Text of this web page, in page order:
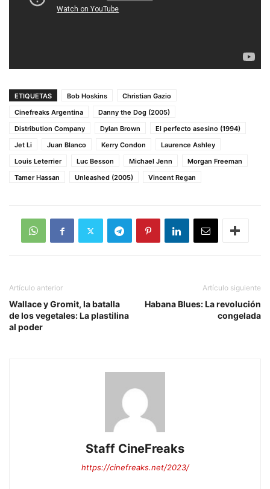
ETIQUETAS Bob Hoskins
Christian Gazio
Cinefreaks Argentina
Danny the Dog (2005)
Distribution Company
Dylan Brown
El perfecto asesino (1994)
Jet Li
Juan Blanco Kerry Condon
Laurence Ashley
Louis Leterrier
Luc Besson Michael Jenn
Morgan Freeman
Tamer Hassan
Unleashed (2005) Vincent Regan
Artículo anterior
Wallace y Gromit, la batalla
de los vegetales: La plastilina
al poder
Artículo siguiente
Habana Blues: La revolución
congelada
Staff CineFreaks
https://cinefreaks.net/2023/